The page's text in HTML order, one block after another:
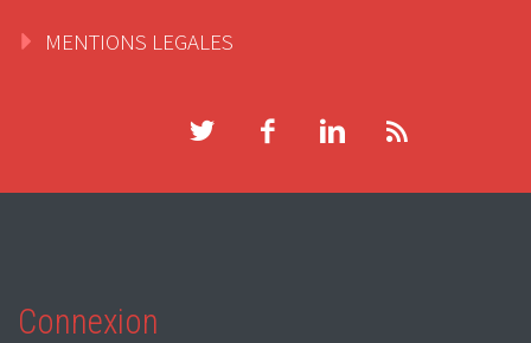
MENTIONS LEGALES
Connexion